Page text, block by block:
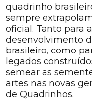
quadrinho
sempre
oficial. Tanto para
desenvolvimento
brasileiro, como
legados
semear as
artes nas novas
de Quadrinhos.